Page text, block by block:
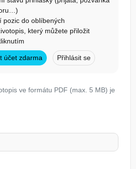
pozic do oblíbených
který můžete přiložit
účet zdarma Přihlásit se
ve formátu PDF (max. 5 MB) je